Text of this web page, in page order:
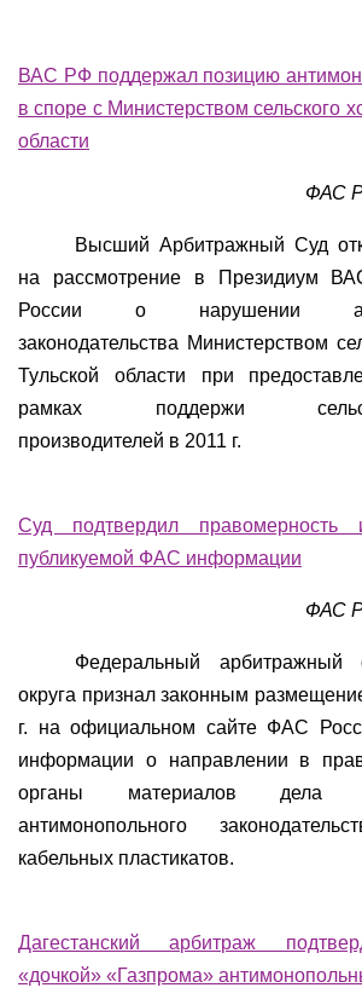
ВАС РФ поддержал позицию
в споре с Министерством сельского
области
ФАС
Высший Арбитражный Суд
на рассмотрение в Президиум
России о нарушении
законодательства Министерством
Тульской области при
рамках поддержи
производителей в 2011 г.
Суд подтвердил правомерность
публикуемой ФАС информации
ФАС
Федеральный арбитражный
округа признал законным
г. на официальном сайте ФАС
информации о направлении в
органы материалов дела
антимонопольного
кабельных пластикатов.
Дагестанский арбитраж
«дочкой» «Газпрома»